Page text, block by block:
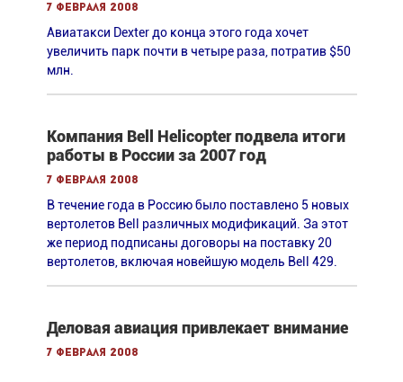
7 февраля 2008
Авиатакси Dexter до конца этого года хочет
увеличить парк почти в четыре раза, потратив $50
млн.
Компания Bell Helicopter подвела итоги
работы в России за 2007 год
7 февраля 2008
В течение года в Россию было поставлено 5 новых
вертолетов Bell различных модификаций. За этот
же период подписаны договоры на поставку 20
вертолетов, включая новейшую модель Bell 429.
Деловая авиация привлекает внимание
7 февраля 2008